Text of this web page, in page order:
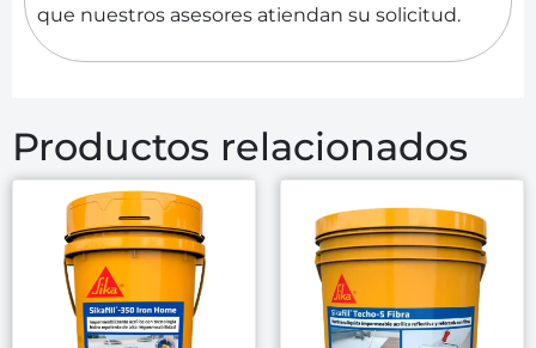
que nuestros asesores atiendan su solicitud.
Productos relacionados